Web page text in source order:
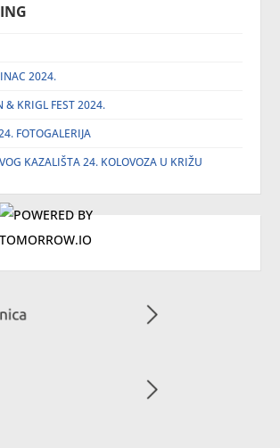
2024.
& KRIGL FEST 2024.
FOTOGALERIJA
KAZALIŠTA 24. KOLOVOZA U KRIŽU